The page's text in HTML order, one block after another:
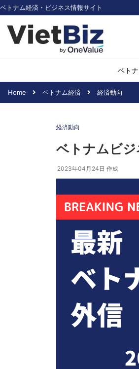
ベトナム経済・ビジネス情報サイト
ベト
Home ベトナム経済 経済動向
経済動向
ベトナムビ
2023年04月24日 作成